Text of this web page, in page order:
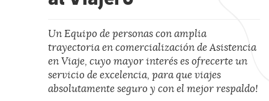
Un Equipo de personas con amplia
trayectoria en comercialización de Asistencia
en Viaje, cuyo mayor interés es ofrecerte un
servicio de excelencia, para que viajes
absolutamente seguro y con el mejor respaldo!